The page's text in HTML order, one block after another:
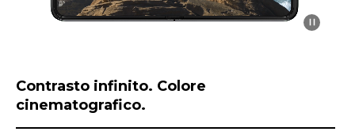
Contrasto infinito. Colore
cinematografico.